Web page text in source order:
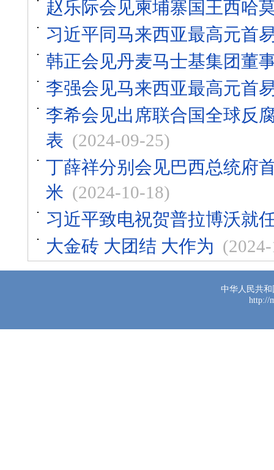
赵乐际会见柬埔寨国王西哈
习近平同马来西亚最高元首
韩正会见丹麦马士基集团董
李强会见马来西亚最高元首
李希会见出席联合国全球反
表 (2024-09-25)
丁薛祥分别会见巴西总统府
米 (2024-10-18)
习近平致电祝贺普拉博沃就
大金砖 大团结 大作为
中华人民共
http://